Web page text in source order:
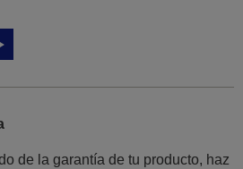
de la garantía de tu producto, haz